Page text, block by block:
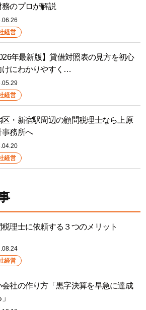
務のプロが解説
経営
年最新版】貸借対照表の見方を初心
けにわかりやすく…
経営
区・新宿駅周辺の顧問税理士なら上原
事務所へ
経営
税理士に依頼する３つのメリット
経営
会社の作り方「黒字決算を早急に達成